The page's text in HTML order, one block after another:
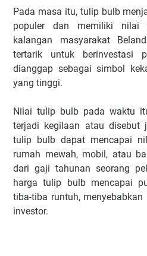
Pada masa itu, tulip bulb
populer dan memiliki
kalangan masyarakat
tertarik untuk berinvestasi
dianggap sebagai simbol
yang tinggi.
Nilai tulip bulb pada waktu
terjadi kegilaan atau disebut
tulip bulb dapat mencapai
rumah mewah, mobil, atau
dari gaji tahunan seorang
harga tulip bulb mencapai
tiba-tiba runtuh,
investor.